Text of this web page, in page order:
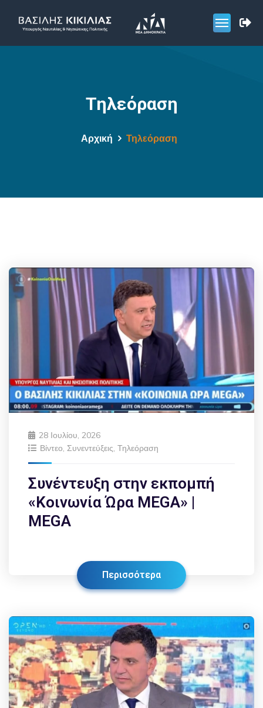
Τηλεόραση
Αρχική Τηλεόραση
28 Ιουλίου, 2026
Βίντεο, Συνεντεύξεις, Τηλεόραση
Συνέντευξη στην εκπομπή
«Κοινωνία Ώρα MEGA» |
MEGA
Περισσότερα